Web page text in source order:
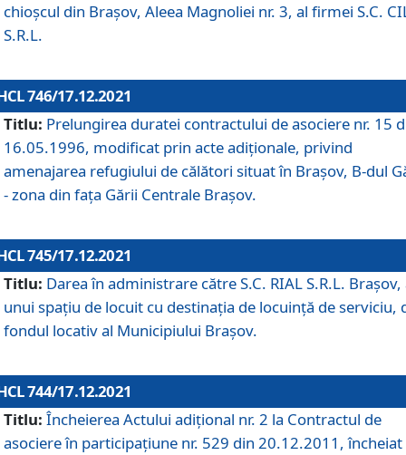
chioșcul din Brașov, Aleea Magnoliei nr. 3, al firmei S.C.
S.R.L.
746/17.12.2021
Titlu: Prelungirea duratei contractului de asociere nr. 15
16.05.1996, modificat prin acte adiționale, privind
amenajarea refugiului de călători situat în Brașov, B-dul
- zona din faţa Gării Centrale Brașov.
745/17.12.2021
Titlu: Darea în administrare către S.C. RIAL S.R.L. Brașov,
unui spațiu de locuit cu destinația de locuință de serviciu,
fondul locativ al Municipiului Brașov.
744/17.12.2021
Titlu: Încheierea Actului adițional nr. 2 la Contractul de
asociere în participațiune nr. 529 din 20.12.2011, încheiat